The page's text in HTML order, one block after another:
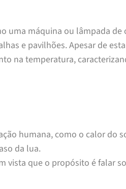
uma máquina ou lâmpada de
e pavilhões. Apesar de
na temperatura,
humana, como o calor do
da lua.
vista que o propósito é falar